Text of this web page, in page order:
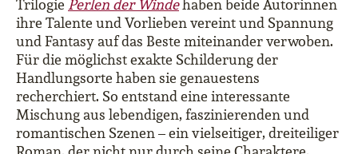
Trilogie Perlen der Windehaben beide Autorinnen
ihre Talente und Vorlieben vereint und Spannung
und Fantasy auf das Beste miteinander verwoben.
Für die möglichst exakte Schilderung der
Handlungsorte haben sie genauestens
recherchiert. So entstand eine interessante
Mischung aus lebendigen, faszinierenden und
romantischen Szenen ­– ein vielseitiger, dreiteiliger